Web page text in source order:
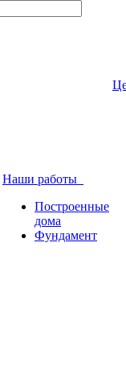
Наши работы
Построенные
дома
Фундамент